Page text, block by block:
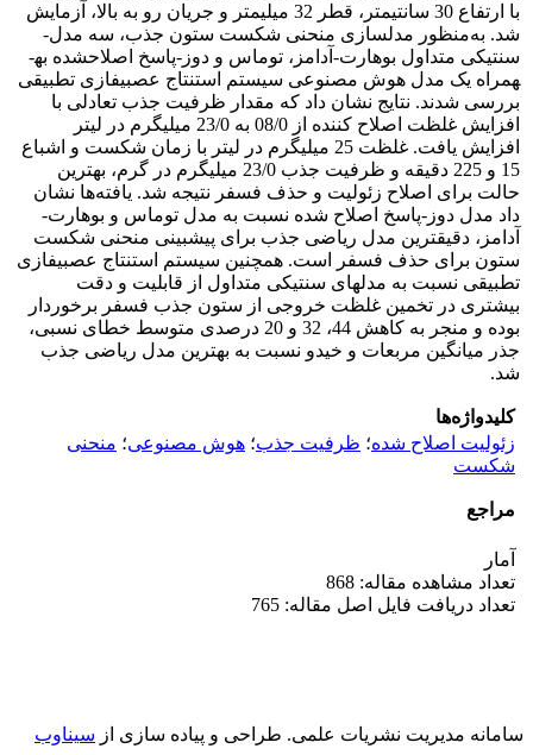
با ارتفاع 30 سانتی­متر، قطر 32 میلی­متر و جریان رو به بالا، آزمایش
شد. به‌منظور مدل­سازی منحنی شکست ستون جذب، سه مدل­
سنتیکی متداول بوهارت-آدامز، توماس و دوز-پاسخ اصلاح­شده به­
همراه یک مدل هوش مصنوعی سیستم استنتاج عصبی­فازی تطبیقی
بررسی شدند. نتایج نشان داد که مقدار ظرفیت جذب تعادلی با
افزایش غلظت اصلاح کننده از 08/0 به 23/0 میلی­گرم در لیتر
افزایش یافت. غلظت 25 میلی­گرم در لیتر با زمان شکست و اشباع
15 و 225 دقیقه و ظرفیت جذب 23/0 میلی­گرم در گرم، بهترین
حالت برای اصلاح زئولیت و حذف فسفر نتیجه شد. یافته‌ها نشان
داد مدل دوز-پاسخ اصلاح شده نسبت به مدل توماس و بوهارت-
آدامز، دقیق­ترین مدل ریاضی جذب برای پیش­بینی منحنی شکست
ستون برای حذف فسفر است. همچنین سیستم استنتاج عصبی­فازی
تطبیقی نسبت به مدل­های سنتیکی متداول از قابلیت و دقت
بیشتری در تخمین غلظت خروجی از ستون جذب فسفر برخوردار
بوده و منجر به کاهش 44، 32 و 20 درصدی متوسط خطای نسبی،
جذر میانگین مربعات و خی­دو نسبت به بهترین مدل ریاضی جذب
شد.
کلیدواژه‌ها
زئولیت اصلاح شده؛ ظرفیت جذب؛ هوش مصنوعی؛ منحنی
شکست
مراجع
آمار
تعداد مشاهده مقاله: 868
تعداد دریافت فایل اصل مقاله: 765
سامانه مدیریت نشریات علمی. طراحی و پیاده سازی از سیناوب